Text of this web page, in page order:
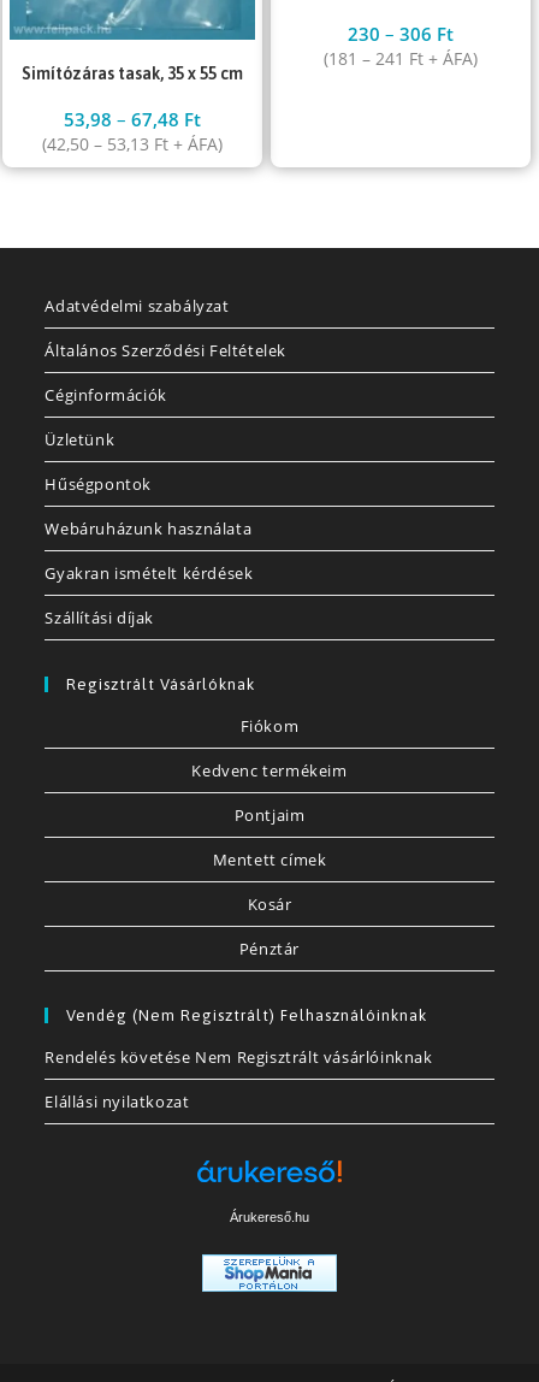
Simítózáras tasak, 35 x 55 cm
53,98–67,48 Ft
(42,50– 53,13 Ft + ÁFA)
230 – 306 Ft
(181 – 241 Ft+ ÁFA)
Adatvédelmi szabályzat
Általános Szerződési Feltételek
Céginformációk
Üzletünk
Hűségpontok
Webáruházunk használata
Gyakran ismételt kérdések
Szállítási díjak
Regisztrált Vásárlóknak
Fiókom
Kedvenc termékeim
Pontjaim
Mentett címek
Kosár
Pénztár
Vendég (nem Regisztrált) Felhasználóinknak
Rendelés követése Nem Regisztrált vásárlóinknak
Elállási nyilatkozat
Árukereső.hu